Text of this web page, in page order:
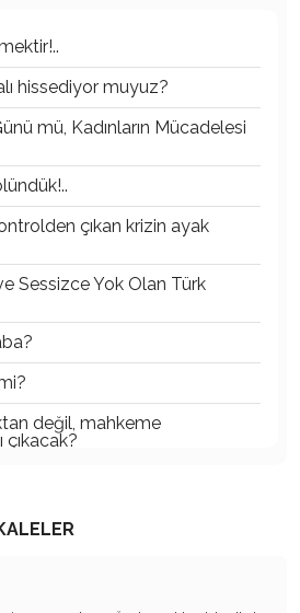
hissediyor muyuz?
mü, Kadınların Mücadelesi
çıkan krizin ayak
Sessizce Yok Olan Türk
değil, mahkeme
çıkacak?
Sistemi tartışılmalı